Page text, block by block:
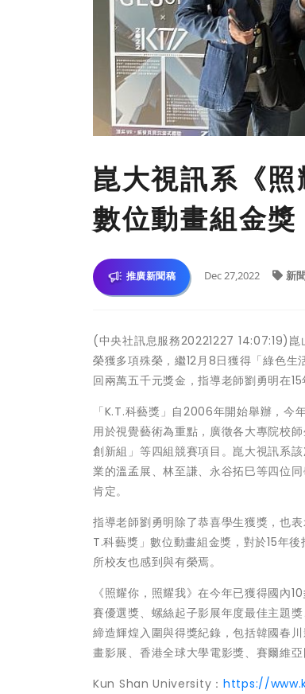
崑大視訊系《照
數位動畫組金獎
推廣新聞稿 Dec 27,2022 新
(中央社訊息服務20221227 14:07:19)崑
榮獲多項殊榮，繼12月8日獲得「綠色
回兩萬五千元獎金，指導老師劉勇明在
「K.T.科藝獎」自2006年開始舉辦，今
用於視覺藝術為重點，廣徵各大專院校
創新組」等四組競賽項目。崑大視訊系
業的溫孟展、林至謙、永谷拓巳等四位
肯定。
指導老師劉勇明除了恭喜學生獲獎，也
T.科藝獎」數位動畫組金獎，對於15年
所校友也感到與有榮焉。
《照耀你，照耀我》在今年已獲得國內
賽優選獎、螺絲起子影展年度最佳主題
締造輝煌入圍與得獎紀錄，包括韓國春
畫影展、香港全球大學電影獎、賽爾維
Kun Shan University： https://